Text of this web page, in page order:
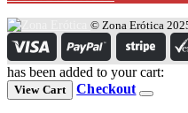
© Zona Erótica
has been added to your cart:
View Cart Checkout